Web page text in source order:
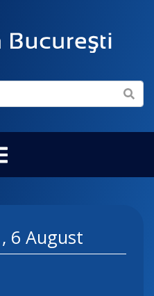
, 6 August